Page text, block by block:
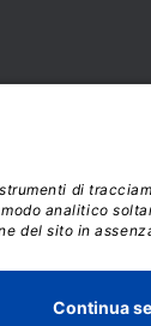
|
dei Dati:
- 20134